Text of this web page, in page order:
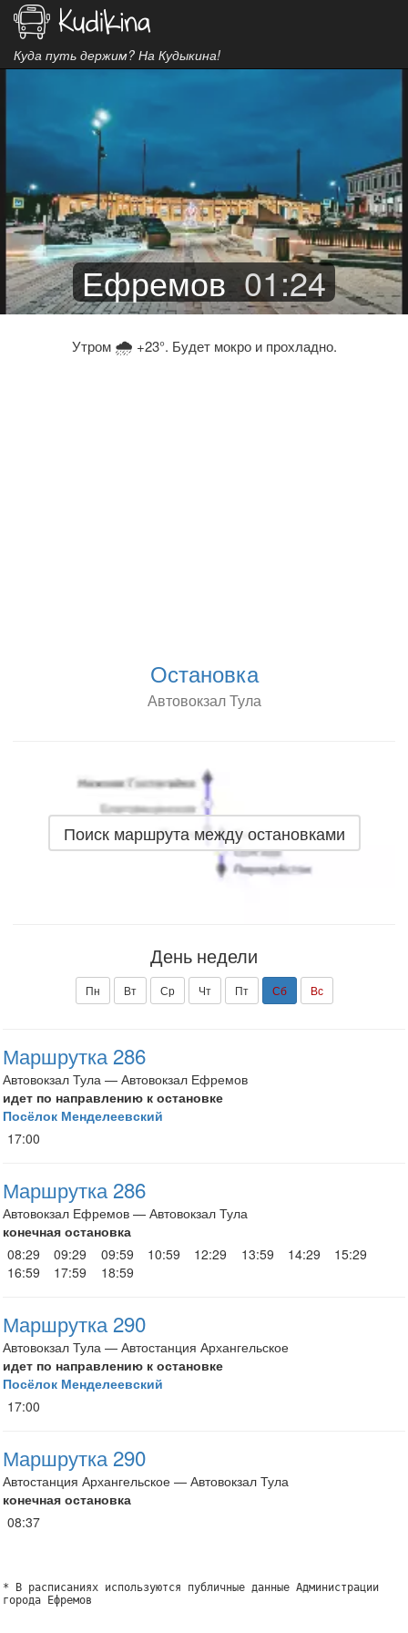
Куда путь держим? На Кудыкина!
Ефремов 01:24
Утром 🌧 +23°. Будет мокро и прохладно.
Остановка
Автовокзал Тула
Поиск маршрута между остановками
День недели
Пн Вт Ср Чт Пт Сб Вс
Маршрутка 286
Автовокзал Тула — Автовокзал Ефремов
идет по направлению к остановке
Посёлок Менделеевский
17:00
Маршрутка 286
Автовокзал Ефремов — Автовокзал Тула
конечная остановка
08:29
09:29 09:59 10:59 12:29 13:59 14:29
15:29
16:59
17:59 18:59
Маршрутка 290
Автовокзал Тула — Автостанция Архангельское
идет по направлению к остановке
Посёлок Менделеевский
17:00
Маршрутка 290
Автостанция Архангельское — Автовокзал Тула
конечная остановка
08:37
* В расписаниях используются публичные данные Администрации
города Ефремов